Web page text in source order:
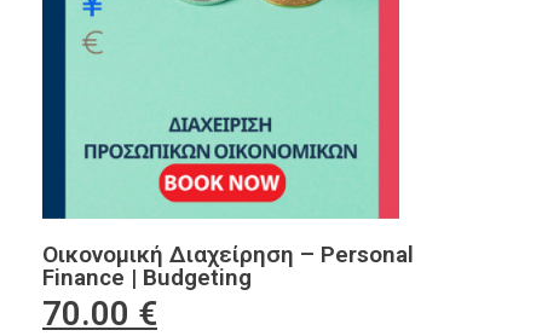
Οικονομική Διαχείρηση – Personal
Finance | Budgeting
70.00 €